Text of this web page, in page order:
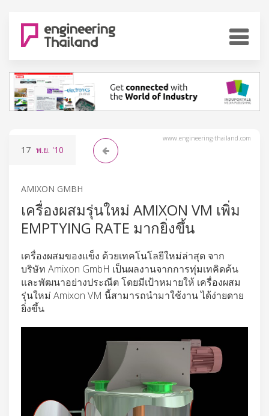
www.engineering-thailand.com
17 พ.ย. '10
AMIXON GMBH
เครื่องผสมรุ่นใหม่ AMIXON VM เพิ่ม
EMPTYING RATE มากยิ่งขึ้น
เครื่องผสมของแข็ง ด้วยเทคโนโลยีใหม่ล่าสุด จาก
บริษัท Amixon GmbH เป็นผลงานจากการทุ่มเทคิดค้น
และพัฒนาอย่างประณีต โดยมีเป้าหมายให้ เครื่องผสม
รุ่นใหม่ Amixon VM นี้สามารถนำมาใช้งาน ได้ง่ายดาย
ยิ่งขึ้น